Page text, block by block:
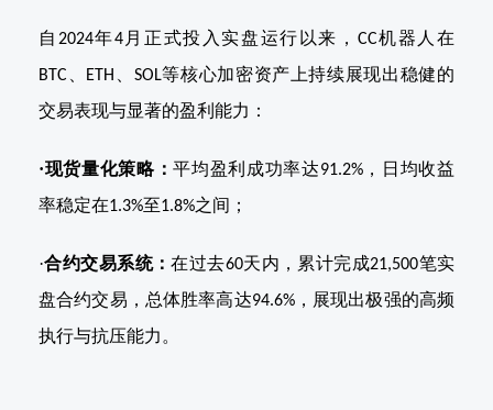
自 2024年4月正式投入实盘运行以来， CC机器人在
BTC ETH SOL等核心加密资产上持续展现出稳健的
交易表现与显著的盈利能力：
·现货量化策略：平均盈利成功率达91.2%，日均收益
率稳定在1.3%至1.8%之间；
·合约交易系统：在过去60天内，累计完成21,500笔实
盘合约交易，总体胜率高达94.6%，展现出极强的高频
执行与抗压能力。